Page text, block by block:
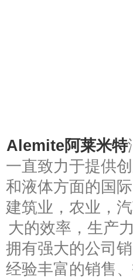
Alemite阿莱米特
一直致力于提供
和液体方面的国
建筑业，农业，
大的效率，生产
拥有强大的公司
经验丰富的销售